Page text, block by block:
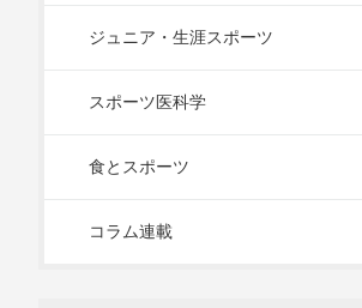
ジュニア・生涯スポーツ
スポーツ医科学
食とスポーツ
コラム連載